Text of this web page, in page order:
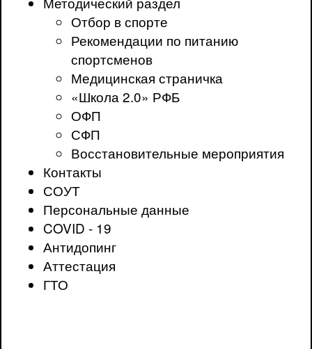
Отбор в спорте
Рекомендации по питанию
спортсменов
Медицинская страничка
«Школа 2.0» РФБ
ОФП
СФП
Восстановительные мероприятия
Контакты
СОУТ
Персональные данные
COVID - 19
Антидопинг
Аттестация
ГТО